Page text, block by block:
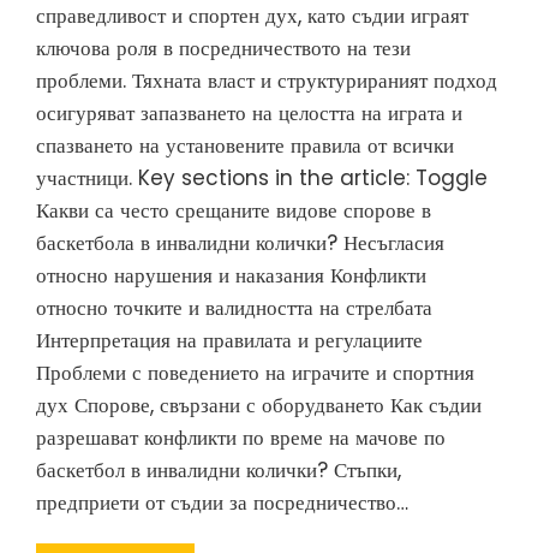
справедливост и спортен дух, като съдии играят
ключова роля в посредничеството на тези
проблеми. Тяхната власт и структурираният подход
осигуряват запазването на целостта на играта и
спазването на установените правила от всички
участници. Key sections in the article: Toggle
Какви са често срещаните видове спорове в
баскетбола в инвалидни колички? Несъгласия
относно нарушения и наказания Конфликти
относно точките и валидността на стрелбата
Интерпретация на правилата и регулациите
Проблеми с поведението на играчите и спортния
дух Спорове, свързани с оборудването Как съдии
разрешават конфликти по време на мачове по
баскетбол в инвалидни колички? Стъпки,
предприети от съдии за посредничество…